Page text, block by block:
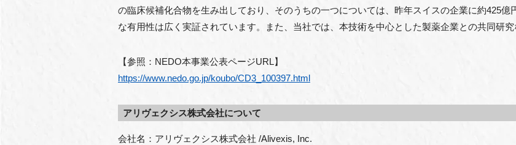
の臨床候補化合物を生み出しており、そのうちの一つについては、昨年スイスの企業に約425
な有用性は広く実証されています。また、当社では、本技術を中心とした製薬企業との共同研
【参照：NEDO本事業公表ページURL】
https://www.nedo.go.jp/koubo/CD3_100397.html
アリヴェクシス株式会社について
会社名：アリヴェクシス株式会社 /Alivexis, Inc.